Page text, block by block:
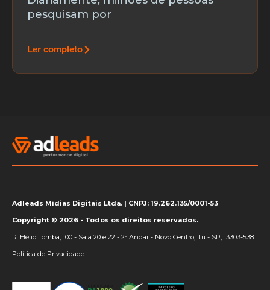
pesquisam por
Ler completo
Adleads Mídias Digitais Ltda. | CNPJ: 19.262.135/0001-53
Copyright © 2026 - Todos os direitos reservados.
R. Hélio Tomba, 100 - Sala 20 e 22 - 2º Andar - Novo Centro, Itu - SP, 13303-538
Política de Privacidade